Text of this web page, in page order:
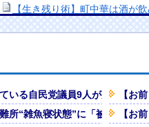
【生き残り術】町中華は酒が
熊本地震、「九州自動車道は
ナなどに批判殺到 全国紙記者「
の責務」「情報を取り上げるこ
【画像】顔100点、体30点の女
いる自民党議員9人が判明ｗｗ
所“雑魚寝状態”に「被災して
【お
【お